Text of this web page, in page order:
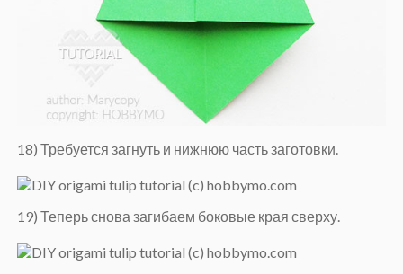
18) Требуется загнуть и нижнюю часть заготовки.
19) Теперь снова загибаем боковые края сверху.